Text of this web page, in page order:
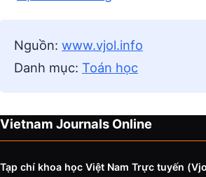
Nguồn: www.vjol.info
Danh mục: Toán học
Vietnam Journals Online
Tạp chí khoa học Việt Nam Trực tuyến